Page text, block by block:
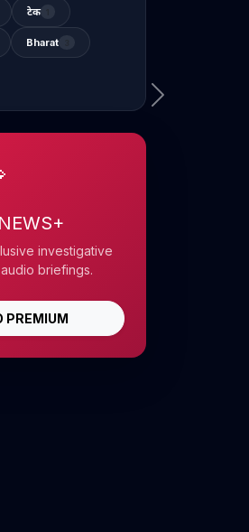
टेक
Bharat
investigative
briefings.
PREMIUM